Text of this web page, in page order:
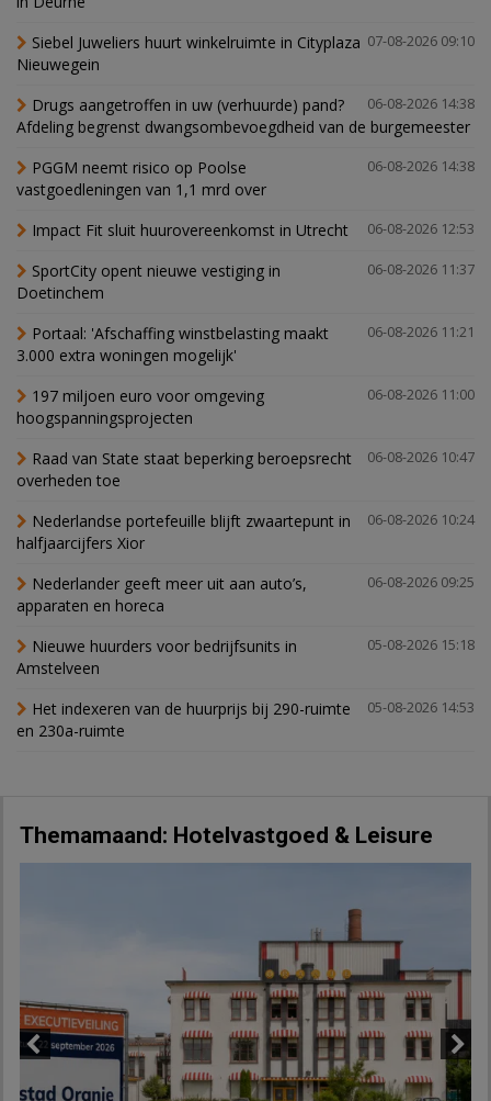
07-08-2026 09:10
Siebel Juweliers huurt winkelruimte in Cityplaza
Nieuwegein
06-08-2026 14:38
Drugs aangetroffen in uw (verhuurde) pand?
Afdeling begrenst dwangsombevoegdheid van de burgemeester
06-08-2026 14:38
PGGM neemt risico op Poolse
vastgoedleningen van 1,1 mrd over
06-08-2026 12:53
Impact Fit sluit huurovereenkomst in Utrecht
06-08-2026 11:37
SportCity opent nieuwe vestiging in
Doetinchem
06-08-2026 11:21
Portaal: 'Afschaffing winstbelasting maakt
3.000 extra woningen mogelijk'
06-08-2026 11:00
197 miljoen euro voor omgeving
hoogspanningsprojecten
06-08-2026 10:47
Raad van State staat beperking beroepsrecht
overheden toe
06-08-2026 10:24
Nederlandse portefeuille blijft zwaartepunt in
halfjaarcijfers Xior
06-08-2026 09:25
Nederlander geeft meer uit aan auto’s,
apparaten en horeca
05-08-2026 15:18
Nieuwe huurders voor bedrijfsunits in
Amstelveen
05-08-2026 14:53
Het indexeren van de huurprijs bij 290-ruimte
en 230a-ruimte
Themamaand: Hotelvastgoed & Leisure
Next